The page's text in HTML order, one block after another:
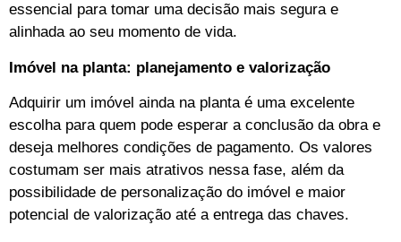
essencial para tomar uma decisão mais segura e
alinhada ao seu momento de vida.
Imóvel na planta: planejamento e valorização
Adquirir um imóvel ainda na planta é uma excelente
escolha para quem pode esperar a conclusão da obra e
deseja melhores condições de pagamento. Os valores
costumam ser mais atrativos nessa fase, além da
possibilidade de personalização do imóvel e maior
potencial de valorização até a entrega das chaves.